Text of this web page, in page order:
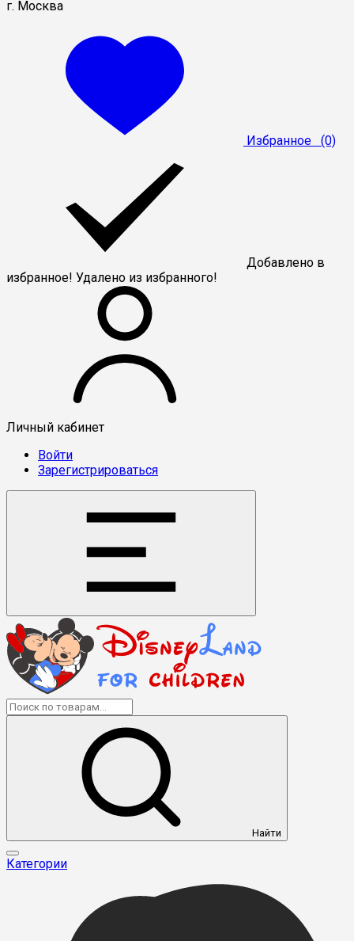
г. Москва
Избранное (0)
Добавлено в
избранное! Удалено из избранного!
Личный кабинет
Войти
Зарегистрироваться
Найти
Категории